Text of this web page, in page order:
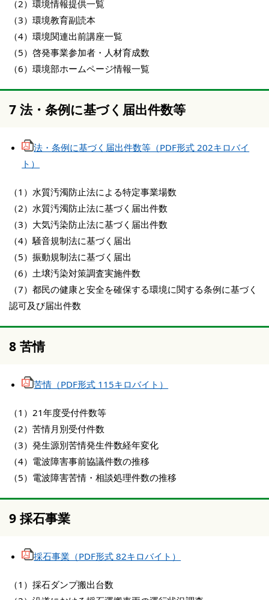
（2）環境情報提供一覧
（3）環境教育副読本
（4）環境関連出前講座一覧
（5）啓発事業参加者・人材育成数
（6）環境部ホームページ情報一覧
7 法・条例に基づく届出件数等
法・条例に基づく届出件数等（PDF形式 202キロバイ
ト）
（1）水質汚濁防止法による特定事業場数
（2）水質汚濁防止法に基づく届出件数
（3）大気汚染防止法に基づく届出件数
（4）騒音規制法に基づく届出
（5）振動規制法に基づく届出
（6）土壌汚染対策調査実施件数
（7）都民の健康と安全を確保する環境に関する条例に基づく
認可及び届出件数
8 苦情
苦情（PDF形式 115キロバイト）
（1）21年度受付件数等
（2）苦情月別受付件数
（3）発生源別苦情発生件数経年変化
（4）電波障害事前協議件数の推移
（5）電波障害苦情・相談処理件数の推移
9 採石事業
採石事業（PDF形式 82キロバイト）
（1）採石ダンプ搬出台数